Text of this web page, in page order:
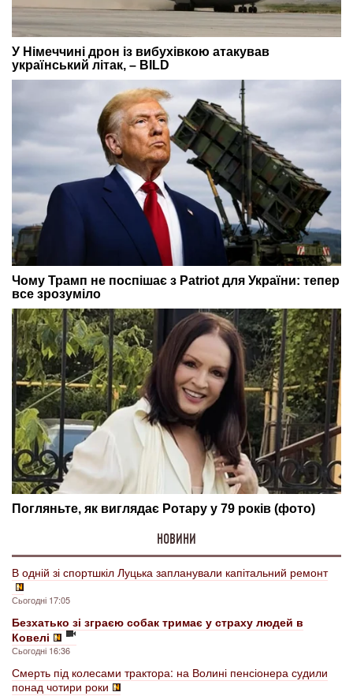
НОВИНИ
В одній зі спортшкіл Луцька запланували капітальний ремонт
Сьогодні 17:05
Безхатько зі зграєю собак тримає у страху людей в
Ковелі
Сьогодні 16:36
Смерть під колесами трактора: на Волині пенсіонера судили
понад чотири роки